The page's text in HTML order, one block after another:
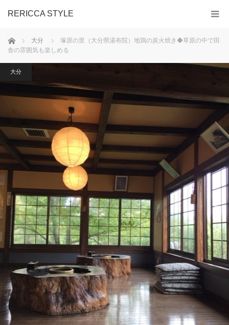
RERICCA STYLE
ホーム 大分
塚原の里（大分県湯布院）地鶏の炭火焼き◆草原の中で田
舎の雰囲気も楽しめる
大分